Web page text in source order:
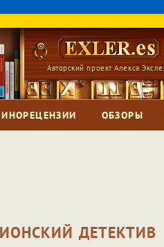
Авторский проект Алекса
ОБЗОРЫ
ДЕТЕКТИВ